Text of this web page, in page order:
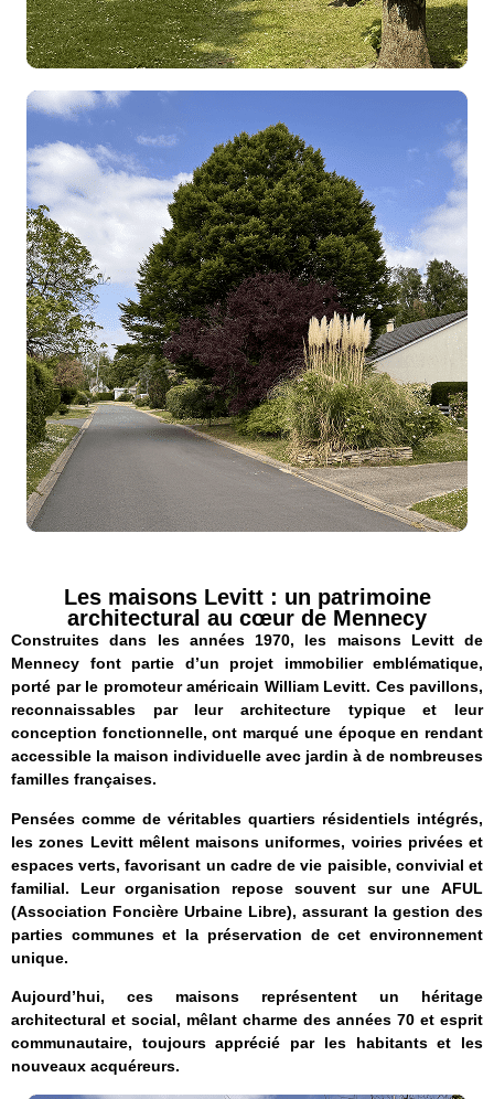
Les maisons Levitt : un patrimoine
architectural au cœur de Mennecy
Construites dans les années 1970, les maisons Levitt de
Mennecy font partie d’un projet immobilier emblématique,
porté par le promoteur américain William Levitt. Ces pavillons,
reconnaissables par leur architecture typique et leur
conception fonctionnelle, ont marqué une époque en rendant
accessible la maison individuelle avec jardin à de nombreuses
familles françaises.
Pensées comme de véritables quartiers résidentiels intégrés,
les zones Levitt mêlent maisons uniformes, voiries privées et
espaces verts, favorisant un cadre de vie paisible, convivial et
familial. Leur organisation repose souvent sur une AFUL
(Association Foncière Urbaine Libre), assurant la gestion des
parties communes et la préservation de cet environnement
unique.
Aujourd’hui, ces maisons représentent un héritage
architectural et social, mêlant charme des années 70 et esprit
communautaire, toujours apprécié par les habitants et les
nouveaux acquéreurs.